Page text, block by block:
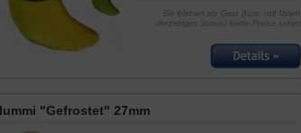
Sie können als Gast (bzw. mit Ihrem
derzeitigen Status) keine Preise sehen
"Gefrostet" 27mm